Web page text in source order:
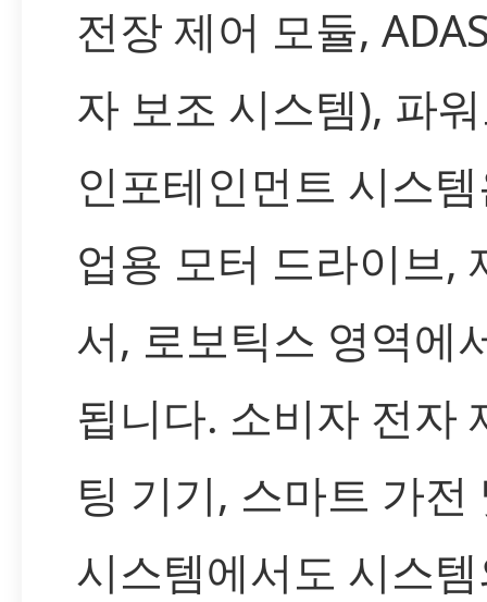
전장 제어 모듈,
자 보조 시스템), 파
인포테인먼트 시스
업용 모터 드라이브,
서, 로보틱스 영역에
됩니다. 소비자 전자
팅 기기, 스마트 가전
시스템에서도 시스